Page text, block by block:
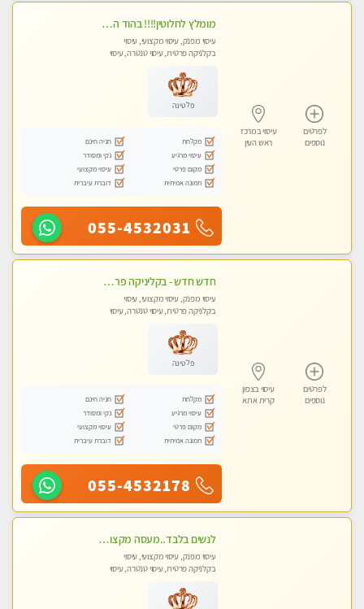
לפרטים
נוספים
עיסוי במרכז
ראש העין
מומלץ לחלוטין!!!! בהוד השרון מעסה מקצועית לעיסוי ברמה גבוהה VIP תתקשר .....
עיסוי מפנק, עיסוי מקצועי, עיסוי
בקלניקה פרטית, עיסוי טנטרה, עיסוי
פלטינה
מקלחת
חניה חינם
עיסוי מרגיע
נקי ומסודר
מקום פרטי
עיסוי מקצועי
תמונה אמיתית
דוברת עיברית
055-4532031
לפרטים
נוספים
עיסוי בצפון
קרית אתא
חדש חדש - בקליניקה פרטית בחיפה עיסוי לחידוש אנרגיות עיסוי חלומי מומלץ מאוד !
עיסוי מפנק, עיסוי מקצועי, עיסוי
בקלניקה פרטית, עיסוי טנטרה, עיסוי
פלטינה
מקלחת
חניה חינם
עיסוי מרגיע
נקי ומסודר
מקום פרטי
עיסוי מקצועי
תמונה אמיתית
דוברת עיברית
055-4532178
לנשים בלבד..מעסה מקצועי לנשים בלבד
עיסוי מפנק, עיסוי מקצועי, עיסוי
בקלניקה פרטית, עיסוי טנטרה, עיסוי